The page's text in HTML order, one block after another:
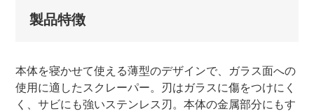
製品特徴
本体を寝かせて使える薄型のデザインで、ガラス面への
使用に適したスクレーパー。刃はガラスに傷をつけにく
く、サビにも強いステンレス刃。本体の金属部分にもす